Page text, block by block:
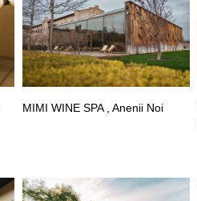
MIMI WINE SPA , Anenii Noi